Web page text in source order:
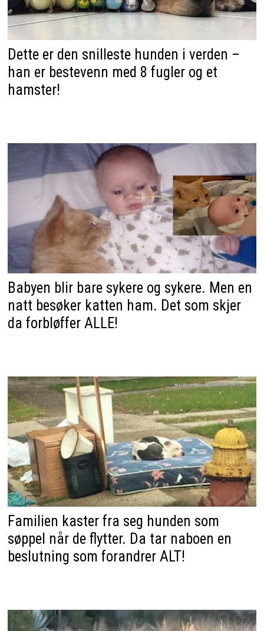
Dette er den snilleste hunden i verden –
han er bestevenn med 8 fugler og et
hamster!
Babyen blir bare sykere og sykere. Men en
natt besøker katten ham. Det som skjer
da forbløffer ALLE!
Familien kaster fra seg hunden som
søppel når de flytter. Da tar naboen en
beslutning som forandrer ALT!